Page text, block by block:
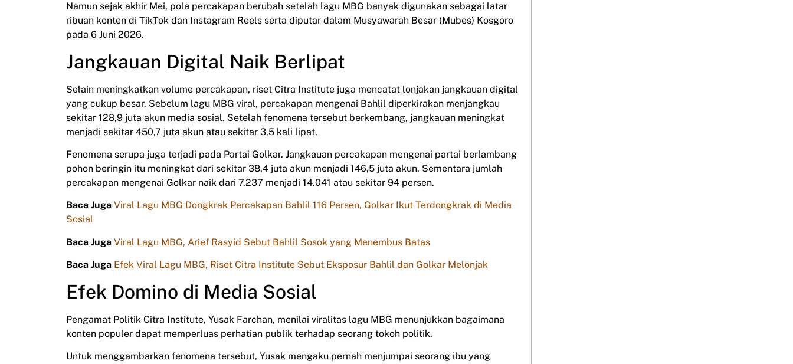
Namun sejak akhir Mei, pola percakapan berubah setelah lagu MBG banyak digunakan sebagai latar
ribuan konten di TikTok dan Instagram Reels serta diputar dalam Musyawarah Besar (Mubes) Kosgoro
pada 6 Juni 2026.
Jangkauan Digital Naik Berlipat
Selain meningkatkan volume percakapan, riset Citra Institute juga mencatat lonjakan jangkauan digital
yang cukup besar. Sebelum lagu MBG viral, percakapan mengenai Bahlil diperkirakan menjangkau
sekitar 128,9 juta akun media sosial. Setelah fenomena tersebut berkembang, jangkauan meningkat
menjadi sekitar 450,7 juta akun atau sekitar 3,5 kali lipat.
Fenomena serupa juga terjadi pada Partai Golkar. Jangkauan percakapan mengenai partai berlambang
pohon beringin itu meningkat dari sekitar 38,4 juta akun menjadi 146,5 juta akun. Sementara jumlah
percakapan mengenai Golkar naik dari 7.237 menjadi 14.041 atau sekitar 94 persen.
Baca Juga Viral Lagu MBG Dongkrak Percakapan Bahlil 116 Persen, Golkar Ikut Terdongkrak di Media
Sosial
Baca Juga Viral Lagu MBG, Arief Rasyid Sebut Bahlil Sosok yang Menembus Batas
Baca Juga Efek Viral Lagu MBG, Riset Citra Institute Sebut Eksposur Bahlil dan Golkar Melonjak
Efek Domino di Media Sosial
Pengamat Politik Citra Institute, Yusak Farchan, menilai viralitas lagu MBG menunjukkan bagaimana
konten populer dapat memperluas perhatian publik terhadap seorang tokoh politik.
Untuk menggambarkan fenomena tersebut, Yusak mengaku pernah menjumpai seorang ibu yang